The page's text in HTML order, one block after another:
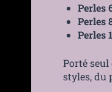
Perles
Perles
Perles
Porté seul
styles, du